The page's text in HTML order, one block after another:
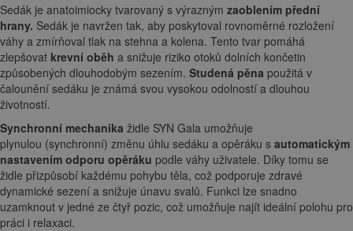
Sedák je anatoimiocky tvarovaný s výrazným zaoblením přední
hrany. Sedák je navržen tak, aby poskytoval rovnoměrné rozložení
váhy a zmírňoval tlak na stehna a kolena. Tento tvar pomáhá
zlepšovat krevní oběh a snižuje riziko otoků dolních končetin
způsobených dlouhodobým sezením. Studená pěna použitá v
čalounění sedáku je známá svou vysokou odolností a dlouhou
životností.
Synchronní mechanika židle SYN Gala umožňuje
plynulou (synchronní) změnu úhlu sedáku a opěráku s automatickým
nastavením odporu opěráku podle váhy uživatele. Díky tomu se
židle přizpůsobí každému pohybu těla, což podporuje zdravé
dynamické sezení a snižuje únavu svalů. Funkci lze snadno
uzamknout v jedné ze čtyř pozic, což umožňuje najít ideální polohu pro
práci i relaxaci.